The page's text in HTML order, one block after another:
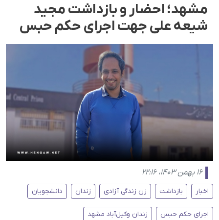
مشهد؛ احضار و بازداشت مجید
شیعه علی جهت اجرای حکم حبس
۱۶ بهمن ۱۴۰۳، ۲۲:۱۶
اخبار بازداشت زن زندگی آزادی زندان دانشجویان
اجرای حکم حبس زندان وکیل‌آباد مشهد